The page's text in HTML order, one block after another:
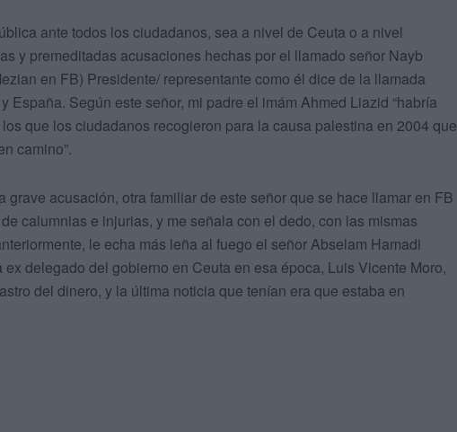
ante todos los ciudadanos, sea a nivel de Ceuta o a nivel
y premeditadas acusaciones hechas por el llamado señor Nayb
en FB) Presidente/ representante como él dice de la llamada
España. Según este señor, mi padre el imám Ahmed Liazid “habría
que los ciudadanos recogieron para la causa palestina en 2004 que
camino”.
grave acusación, otra familiar de este señor que se hace llamar en FB
calumnias e injurias, y me señala con el dedo, con las mismas
le echa más leña al fuego el señor Abselam Hamadi
delegado del gobierno en Ceuta en esa época, Luis Vicente Moro,
del dinero, y la última noticia que tenían era que estaba en